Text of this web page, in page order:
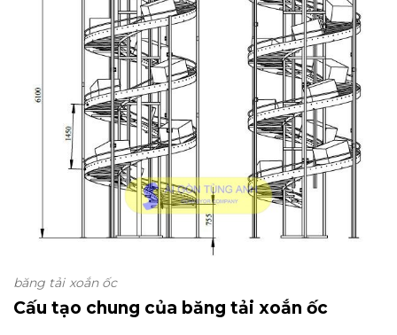
băng tải xoắn ốc
Cấu tạo chung của băng tải xoắn ốc